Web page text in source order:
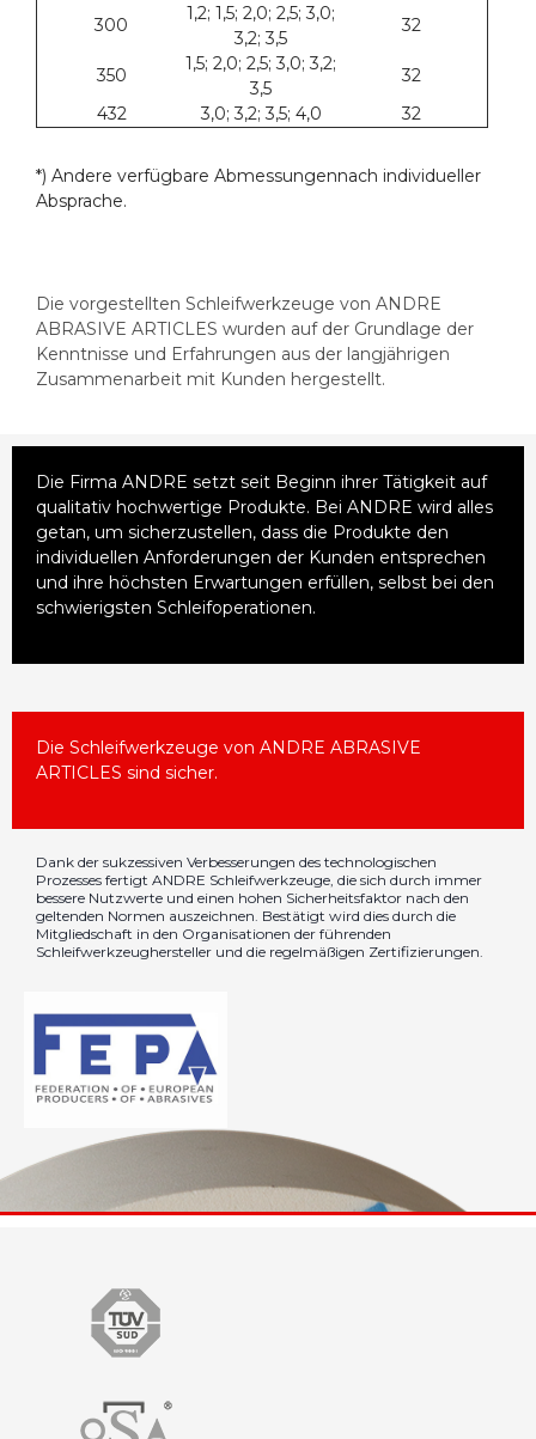
300
1,2; 1,5; 2,0; 2,5; 3,0;
3,2; 3,5
32
350
1,5; 2,0; 2,5; 3,0; 3,2;
3,5
32
432
3,0; 3,2; 3,5; 4,0 32
*) Andere verfügbare Abmessungennach individueller
Absprache.
Die vorgestellten Schleifwerkzeuge von ANDRE
ABRASIVE ARTICLES wurden auf der Grundlage der
Kenntnisse und Erfahrungen aus der langjährigen
Zusammenarbeit mit Kunden hergestellt.
Die Firma ANDRE setzt seit Beginn ihrer Tätigkeit auf
qualitativ hochwertige Produkte. Bei ANDRE wird alles
getan, um sicherzustellen, dass die Produkte den
individuellen Anforderungen der Kunden entsprechen
und ihre höchsten Erwartungen erfüllen, selbst bei den
schwierigsten Schleifoperationen.
Die Schleifwerkzeuge von ANDRE ABRASIVE
ARTICLES sind sicher.
Dank der sukzessiven Verbesserungen des technologischen
Prozesses fertigt ANDRE Schleifwerkzeuge, die sich durch immer
bessere Nutzwerte und einen hohen Sicherheitsfaktor nach den
geltenden Normen auszeichnen. Bestätigt wird dies durch die
Mitgliedschaft in den Organisationen der führenden
Schleifwerkzeughersteller und die regelmäßigen Zertifizierungen.